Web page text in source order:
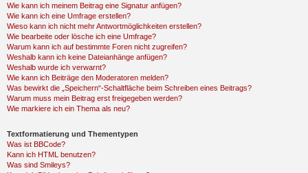
Wie kann ich meinem Beitrag eine Signatur anfügen?
Wie kann ich eine Umfrage erstellen?
Wieso kann ich nicht mehr Antwortmöglichkeiten erstellen?
Wie bearbeite oder lösche ich eine Umfrage?
Warum kann ich auf bestimmte Foren nicht zugreifen?
Weshalb kann ich keine Dateianhänge anfügen?
Weshalb wurde ich verwarnt?
Wie kann ich Beiträge den Moderatoren melden?
Was bewirkt die „Speichern“-Schaltfläche beim Schreiben eines Beitrags?
Warum muss mein Beitrag erst freigegeben werden?
Wie markiere ich ein Thema als neu?
Textformatierung und Thementypen
Was ist BBCode?
Kann ich HTML benutzen?
Was sind Smileys?